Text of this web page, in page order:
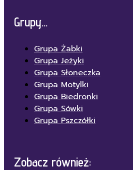
Grupy...
Grupa Żabki
Grupa Jeżyki
Grupa Słoneczka
Grupa Motylki
Grupa Biedronki
Grupa Sówki
Grupa Pszczółki
Zobacz również: